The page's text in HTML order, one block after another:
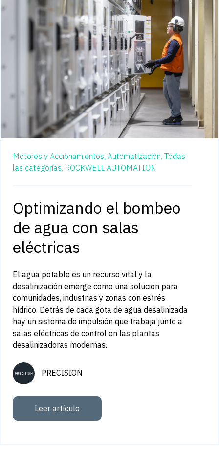
Motores y Accionamientos, Automatización, Todas
las categorías, ROCKWELL AUTOMATION
Optimizando el bombeo
de agua con salas
eléctricas
El agua potable es un recurso vital y la
desalinización emerge como una solución para
comunidades, industrias y zonas con estrés
hídrico. Detrás de cada gota de agua desalinizada
hay un sistema de impulsión que trabaja junto a
salas eléctricas de control en las plantas
desalinizadoras modernas.
PRECISION
Leer artículo